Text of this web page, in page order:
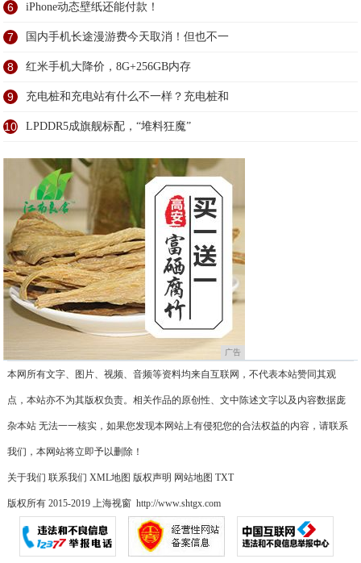
6 iPhone动态壁纸还能付款！
7 国内手机长途漫游费今天取消！但也不一
8 红米手机大降价，8G+256GB内存
9 充电桩和充电站有什么不一样？充电桩和
10 LPDDR5成旗舰标配，“堆料狂魔”
广告
本网所有文字、图片、视频、音频等资料均来自互联网，不代表本站赞同其观
点，本站亦不为其版权负责。相关作品的原创性、文中陈述文字以及内容数据庞
杂本站 无法一一核实，如果您发现本网站上有侵犯您的合法权益的内容，请联系
我们，本网站将立即予以删除！
关于我们 联系我们 XML地图 版权声明 网站地图 TXT
版权所有 2015-2019 上海视窗 http://www.shtgx.com